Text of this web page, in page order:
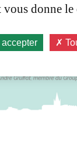
donne
accepter